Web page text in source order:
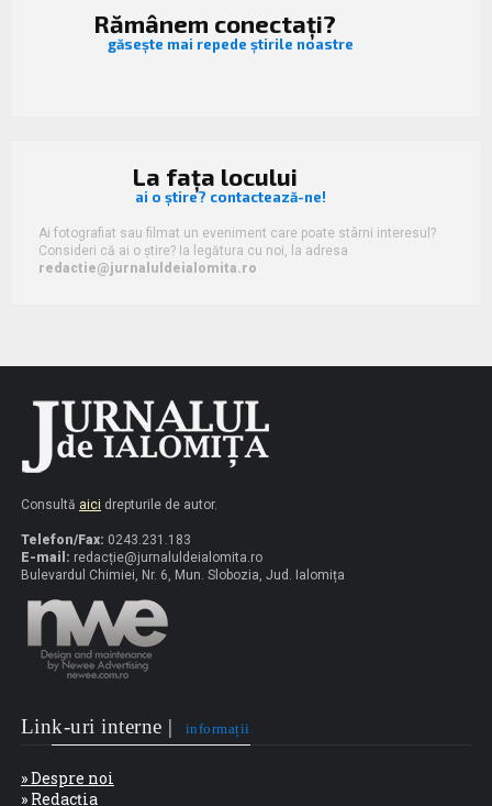
Rămânem conectați?
găsește mai repede știrile noastre
La fața locului
ai o știre? contactează-ne!
Ai fotografiat sau filmat un eveniment care poate stârni interesul?
Consideri că ai o știre? Ia legătura cu noi, la adresa
redactie@jurnaluldeialomita.ro
Consultă aici drepturile de autor.
Telefon/Fax: 0243.231.183
E-mail: redacție@jurnaluldeialomita.ro
Bulevardul Chimiei, Nr. 6, Mun. Slobozia, Jud. Ialomița
Link-uri interne | informații
» Despre noi
» Redacția